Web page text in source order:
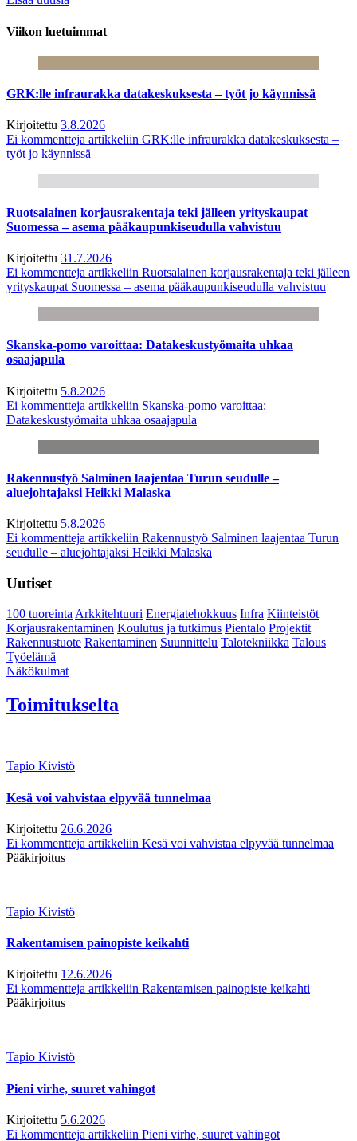
Viikon luetuimmat
GRK:lle infraurakka datakeskuksesta – työt jo käynnissä
Kirjoitettu 3.8.2026
Ei kommentteja artikkeliin GRK:lle infraurakka datakeskuksesta –
työt jo käynnissä
Ruotsalainen korjausrakentaja teki jälleen yrityskaupat
Suomessa – asema pääkaupunkiseudulla vahvistuu
Kirjoitettu 31.7.2026
Ei kommentteja artikkeliin Ruotsalainen korjausrakentaja teki jälleen
yrityskaupat Suomessa – asema pääkaupunkiseudulla vahvistuu
Skanska-pomo varoittaa: Datakeskustyömaita uhkaa
osaajapula
Kirjoitettu 5.8.2026
Ei kommentteja artikkeliin Skanska-pomo varoittaa:
Datakeskustyömaita uhkaa osaajapula
Rakennustyö Salminen laajentaa Turun seudulle –
aluejohtajaksi Heikki Malaska
Kirjoitettu 5.8.2026
Ei kommentteja artikkeliin Rakennustyö Salminen laajentaa Turun
seudulle – aluejohtajaksi Heikki Malaska
Uutiset
100 tuoreintaArkkitehtuuri Energiatehokkuus Infra Kiinteistöt
Korjausrakentaminen Koulutus ja tutkimus Pientalo Projektit
Rakennustuote Rakentaminen Suunnittelu Talotekniikka Talous
Työelämä
Näkökulmat
Toimitukselta
Tapio Kivistö
Kesä voi vahvistaa elpyvää tunnelmaa
Kirjoitettu 26.6.2026
Ei kommentteja artikkeliin Kesä voi vahvistaa elpyvää tunnelmaa
Pääkirjoitus
Tapio Kivistö
Rakentamisen painopiste keikahti
Kirjoitettu 12.6.2026
Ei kommentteja artikkeliin Rakentamisen painopiste keikahti
Pääkirjoitus
Tapio Kivistö
Pieni virhe, suuret vahingot
Kirjoitettu 5.6.2026
Ei kommentteja artikkeliin Pieni virhe, suuret vahingot